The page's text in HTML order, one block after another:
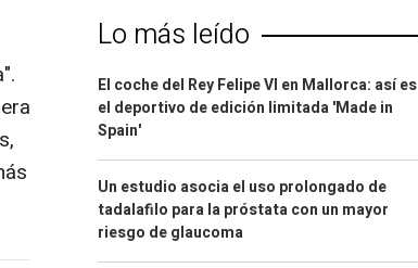
Lo más leído
El coche del Rey Felipe VI en Mallorca: así es
el deportivo de edición limitada 'Made in
Spain'
Un estudio asocia el uso prolongado de
tadalafilo para la próstata con un mayor
riesgo de glaucoma